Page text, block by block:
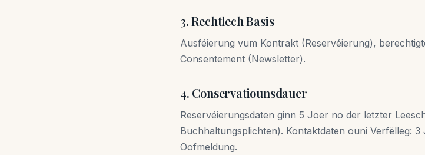
3. Rechtlech Basis
Ausféierung vum Kontrakt (Reservéierung),
Consentement (Newsletter).
4. Conservatiounsdauer
Reservéierungsdaten ginn 5 Joer no der letzter
Buchhaltungsplichten). Kontaktdaten ouni Verfëlleg:
Oofmeldung.